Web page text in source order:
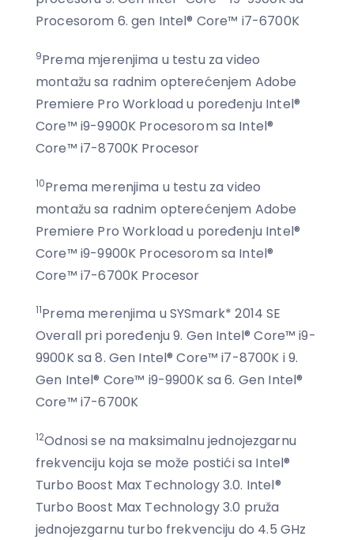
Procesorom 6. gen Intel® Core™ i7-6700K
9Prema mjerenjima u testu za video
montažu sa radnim opterećenjem Adobe
Premiere Pro Workload u poređenju Intel®
Core™ i9-9900K Procesorom sa Intel®
Core™ i7-8700K Procesor
10Prema merenjima u testu za video
montažu sa radnim opterećenjem Adobe
Premiere Pro Workload u poređenju Intel®
Core™ i9-9900K Procesorom sa Intel®
Core™ i7-6700K Procesor
11Prema merenjima u SYSmark* 2014 SE
Overall pri poređenju 9. Gen Intel® Core™ i9-
9900K sa 8. Gen Intel® Core™ i7-8700K i 9.
Gen Intel® Core™ i9-9900K sa 6. Gen Intel®
Core™ i7-6700K
12Odnosi se na maksimalnu jednojezgarnu
frekvenciju koja se može postići sa Intel®
Turbo Boost Max Technology 3.0. Intel®
Turbo Boost Max Technology 3.0 pruža
jednojezgarnu turbo frekvenciju do 4.5 GHz